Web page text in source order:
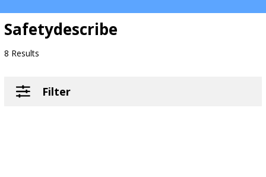
Safetydescribe
8 Results
Filter